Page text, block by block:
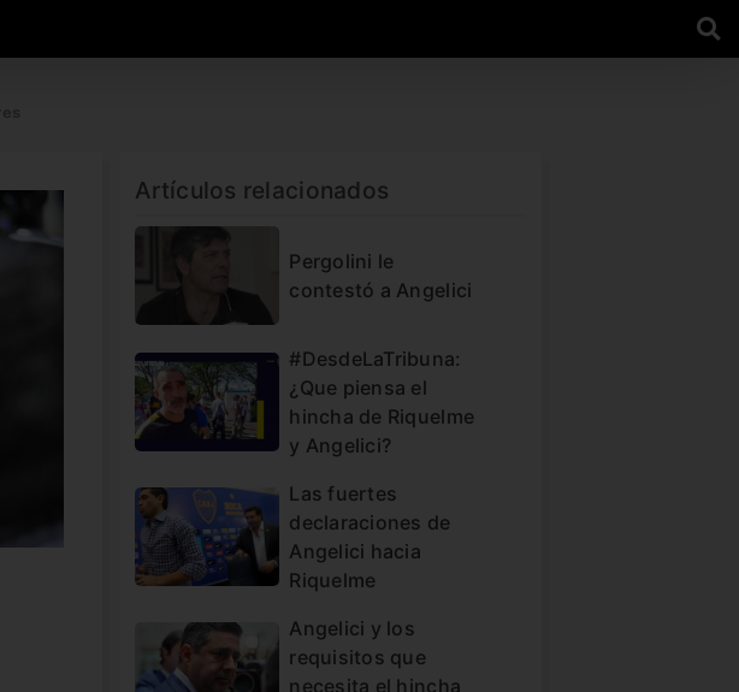
Artículos relacionados
Pergolini le
contestó a Angelici
#DesdeLaTribuna:
¿Que piensa el
hincha de Riquelme
y Angelici?
Las fuertes
declaraciones de
Angelici hacia
Riquelme
Angelici y los
requisitos que
necesita el hincha